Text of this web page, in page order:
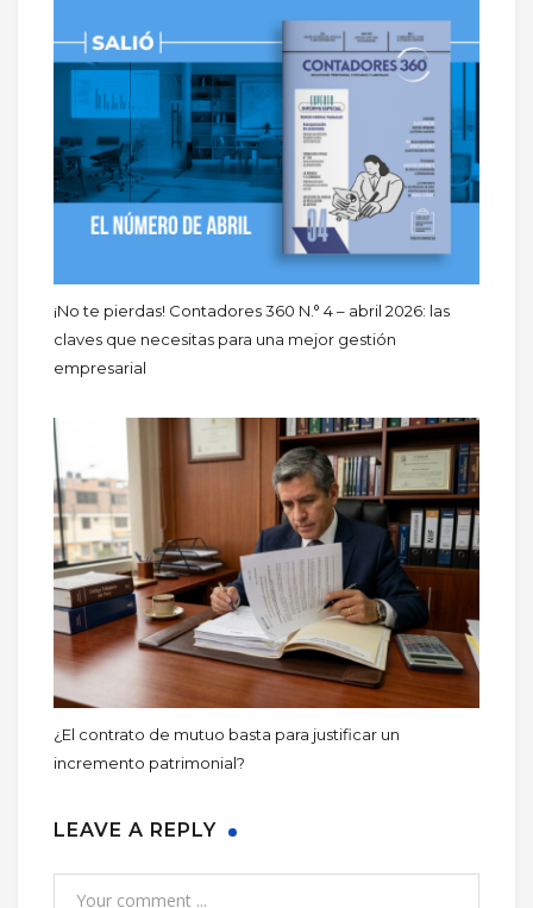
¡No te pierdas! Contadores 360 N.° 4 – abril 2026: las
claves que necesitas para una mejor gestión
empresarial
¿El contrato de mutuo basta para justificar un
incremento patrimonial?
LEAVE A REPLY